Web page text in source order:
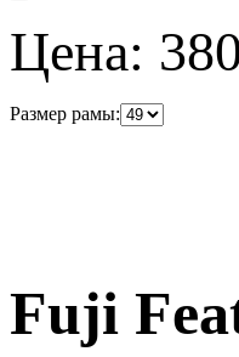
Цена:
Размер рамы:
Fuji